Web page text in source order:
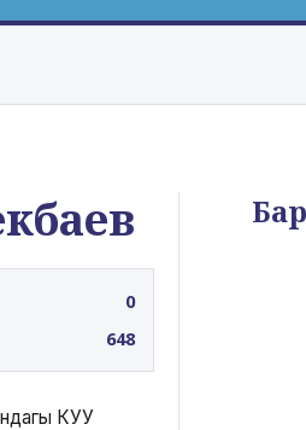
0
648
КУУ